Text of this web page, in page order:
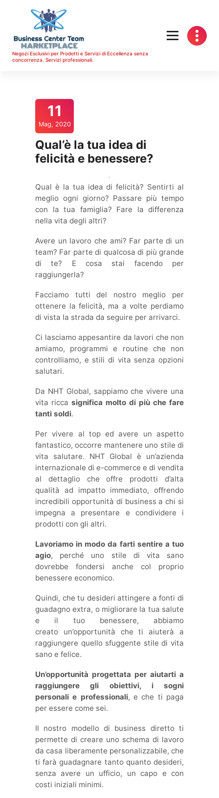
contenuto
Negozi Esclusivi per Prodotti e Servizi di Eccellenza senza
concorrenza. Servizi professionali.
11
Mag, 2020
Qual’è la tua idea di
felicità e benessere?
Qual è la tua idea di felicità? Sentirti al
meglio ogni giorno? Passare più tempo
con la tua famiglia? Fare la differenza
nella vita degli altri?
Avere un lavoro che ami? Far parte di un
team? Far parte di qualcosa di più grande
di te? E cosa stai facendo per
raggiungerla?
Facciamo tutti del nostro meglio per
ottenere la felicità, ma a volte perdiamo
di vista la strada da seguire per arrivarci.
Ci lasciamo appesantire da lavori che non
amiamo, programmi e routine che non
controlliamo, e stili di vita senza opzioni
salutari.
Da NHT Global, sappiamo che vivere una
vita ricca significa molto di più che fare
tanti soldi.
Per vivere al top ed avere un aspetto
fantastico, occorre mantenere uno stile di
vita salutare. NHT Global è un’azienda
internazionale di e-commerce e di vendita
al dettaglio che offre prodotti d’alta
qualità ad impatto immediato, offrendo
incredibili opportunità di business a chi si
impegna a presentare e condividere i
prodotti con gli altri.
Lavoriamo in modo da farti sentire a tuo
agio, perché uno stile di vita sano
dovrebbe fondersi anche col proprio
benessere economico.
Quindi, che tu desideri attingere a fonti di
guadagno extra, o migliorare la tua salute
e il tuo benessere, abbiamo
creato un’opportunità che ti aiuterà a
raggiungere quello sfuggente stile di vita
sano e felice.
Un’opportunità progettata per aiutarti a
raggiungere gli obiettivi, i sogni
personali e professionali, e che ti paga
per essere come sei.
Il nostro modello di business diretto ti
permette di creare uno schema di lavoro
da casa liberamente personalizzabile, che
ti farà guadagnare tanto quanto desideri,
senza avere un ufficio, un capo e con
costi iniziali minimi.